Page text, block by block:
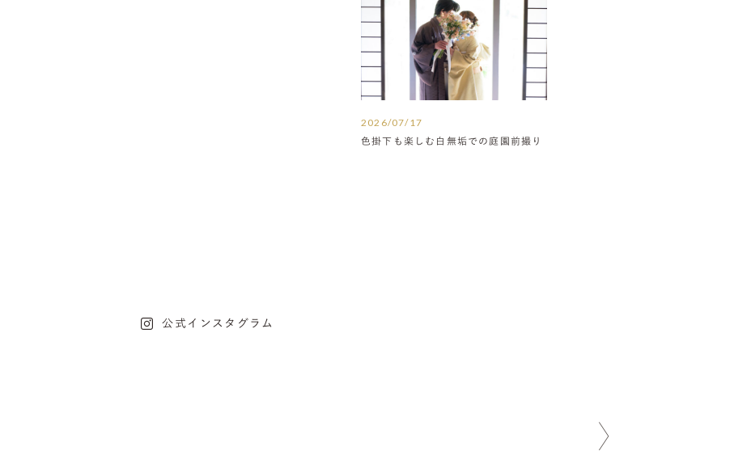
2026/07/17
色掛下も楽しむ白無垢での庭園前撮り
公式インスタグラム